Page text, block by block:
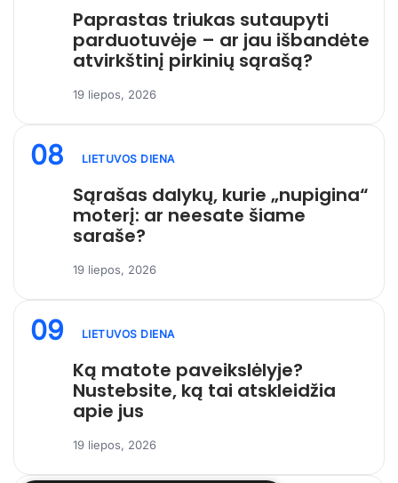
Paprastas triukas sutaupyti
parduotuvėje – ar jau išbandėte
atvirkštinį pirkinių sąrašą?
19 liepos, 2026
08 LIETUVOS DIENA
Sąrašas dalykų, kurie „nupigina“
moterį: ar neesate šiame
saraše?
19 liepos, 2026
09 LIETUVOS DIENA
Ką matote paveikslėlyje?
Nustebsite, ką tai atskleidžia
apie jus
19 liepos, 2026